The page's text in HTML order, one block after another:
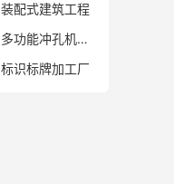
装配式建筑工程
多功能冲孔机厂家
标识标牌加工厂